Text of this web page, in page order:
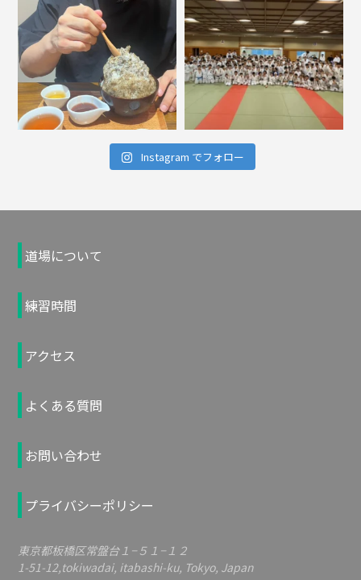
Instagram でフォロー
道場について
練習時間
アクセス
よくある質問
お問い合わせ
プライバシーポリシー
東京都板橋区常盤台１−５１−１２
1-51-12,tokiwadai, itabashi-ku, Tokyo, Japan